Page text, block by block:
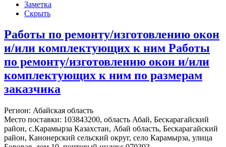
Заметка
Скрыть
Работы по ремонту/изготовлению окон
и/или комплектующих к ним Работы
по ремонту/изготовлению окон и/или
комплектующих к ним по размерам
заказчика
Регион: Абайская область
Место поставки: 103843200, область Абай, Бескарагайский
район, с.Карамырза Казахстан, Абай область, Бескарагайский
район, Канонерский сельский округ, село Карамырза, улица